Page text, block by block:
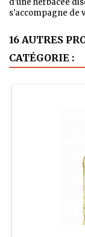
d'une herbacée
s'accompagne de
16 AUTRES
CATÉGORIE :